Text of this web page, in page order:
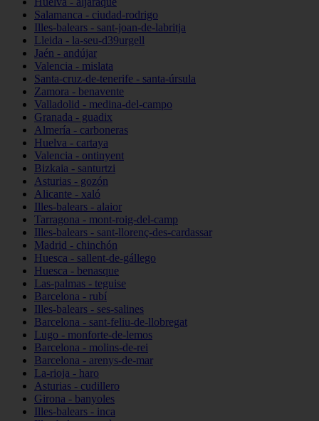
Salamanca - ciudad-rodrigo
Illes-balears - sant-joan-de-labritja
Lleida - la-seu-d39urgell
Jaén - andújar
Valencia - mislata
Santa-cruz-de-tenerife - santa-úrsula
Zamora - benavente
Valladolid - medina-del-campo
Granada - guadix
Almería - carboneras
Huelva - cartaya
Valencia - ontinyent
Bizkaia - santurtzi
Asturias - gozón
Alicante - xaló
Illes-balears - alaior
Tarragona - mont-roig-del-camp
Illes-balears - sant-llorenç-des-cardassar
Madrid - chinchón
Huesca - sallent-de-gállego
Huesca - benasque
Las-palmas - teguise
Barcelona - rubí
Illes-balears - ses-salines
Barcelona - sant-feliu-de-llobregat
Lugo - monforte-de-lemos
Barcelona - molins-de-rei
Barcelona - arenys-de-mar
La-rioja - haro
Asturias - cudillero
Girona - banyoles
Illes-balears - inca